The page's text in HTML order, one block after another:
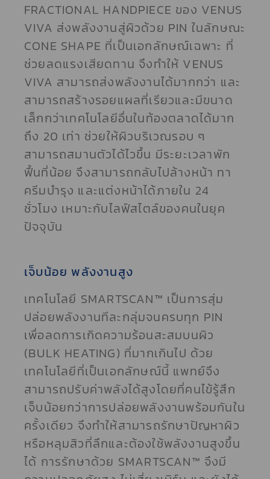
FRACTIONAL HANDPIECE ของ VENUS
VIVA ส่งพลังงานสู่ผิวด้วย PIN ในลักษณะ
CONE SHAPE ที่เป็นเอกลักษณ์เฉพาะ ที่
ช่วยลดแรงเสียดทาน จึงทำให้ VENUS
VIVA สามารถส่งพลังงานได้มากกว่า และ
สามารถสร้างรอยแผลที่เรียวและมีขนาด
เล็กกว่าเทคโนโลยีอื่นในท้องตลาดได้มาก
ถึง 20 เท่า ช่วยให้ผิวบริเวณรอบ ๆ
สามารถสมานตัวได้ไวขึ้น มีระยะเวลาพัก
ฟื้นที่น้อย จึงสามารถกลับไปล้างหน้า ทา
ครีมบำรุง และแต่งหน้าได้ภายใน 24
ชั่วโมง เหมาะกับไลฟ์สไตล์ของคนในยุค
ปัจจุบัน
เจ็บน้อย พลังงานสูง
เทคโนโลยี SMARTSCAN™ เป็นการสุ่ม
ปล่อยพลังงานทีละกลุ่มจนครบทุก PIN
เพื่อลดการเกิดความร้อนสะสมบนผิว
(BULK HEATING) ที่มากเกินไป ด้วย
เทคโนโลยีที่เป็นเอกลักษณ์นี้ แพทย์จึง
สามารถปรับค่าพลังได้สูงโดยที่คนไข้รู้สึก
เจ็บน้อยกว่าการปล่อยพลังงานพร้อมกันใน
ครั้งเดียว จึงทำให้สามารถรักษาปัญหาผิว
หรือหลุมสิวที่ลึกและต้องใช้พลังงานสูงขึ้น
ได้ การรักษาด้วย SMARTSCAN™ จึงมี